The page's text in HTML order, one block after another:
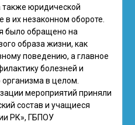
также юридической
в их незаконном обороте.
было обращено на
образа жизни, как
поведению, а главное
болезней и
в целом.
мероприятий приняли
состав и учащиеся
РК», ГБПОУ